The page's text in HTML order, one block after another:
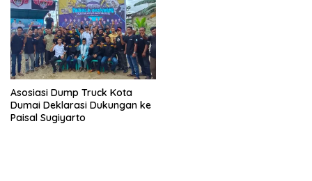
Asosiasi Dump Truck Kota
Dumai Deklarasi Dukungan ke
Paisal Sugiyarto